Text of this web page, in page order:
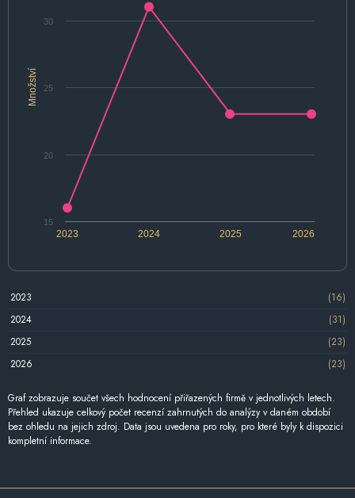
Množství
2024 2026
2023 2025
15
20
25
30
2023
(16)
2024
(31)
2025
(23)
2026
(23)
Graf zobrazuje součet všech hodnocení přiřazených firmě v jednotlivých letech.
Přehled ukazuje celkový počet recenzí zahrnutých do analýzy v daném období
bez ohledu na jejich zdroj. Data jsou uvedena pro roky, pro které byly k dispozici
kompletní informace.